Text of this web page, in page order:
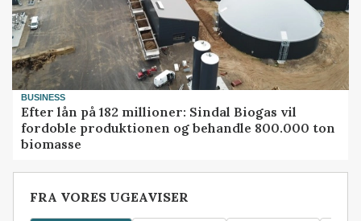
BUSINESS
Efter lån på 182 millioner: Sindal Biogas vil
fordoble produktionen og behandle 800.000 ton
biomasse
FRA VORES UGEAVISER